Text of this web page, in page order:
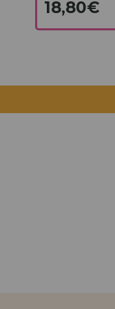
18,80€